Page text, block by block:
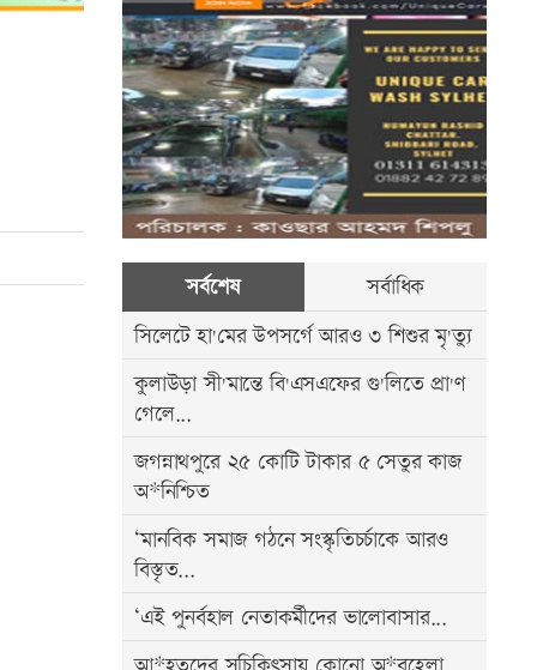
সর্বশেষ
সর্বাধিক
সিলেটে হা'মের উপসর্গে আরও ৩ শিশুর মৃ'ত্যু
কুলাউড়া সী'মান্তে বি'এসএফের গু'লিতে প্রা'ণ
গেলে...
জগন্নাথপুরে ২৫ কোটি টাকার ৫ সেতুর কাজ
অ*নিশ্চিত
‘মানবিক সমাজ গঠনে সংস্কৃতিচর্চাকে আরও
বিস্তৃত...
‘এই পুনর্বহাল নেতাকর্মীদের ভালোবাসার...